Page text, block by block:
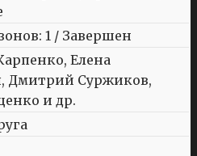
1 / Завершен
Елена
Дмитрий Суржиков,
и др.